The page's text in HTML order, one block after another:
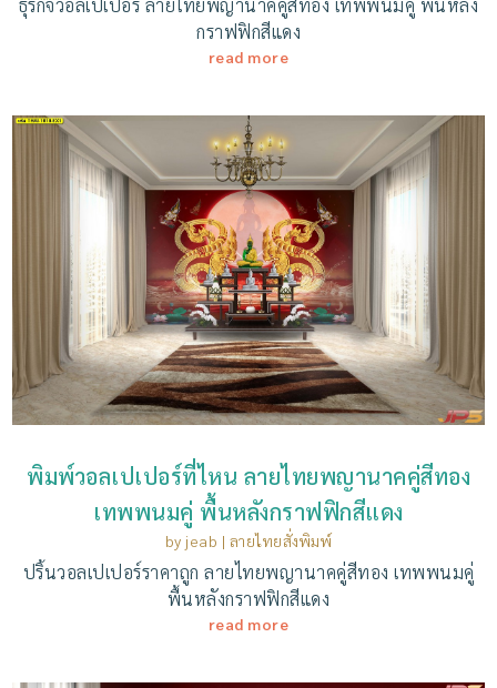
กราฟฟิกสีแดง
read more
พิมพ์วอลเปเปอร์ที่ไหน ลายไทยพญานาคคู่สีทอง
เทพพนมคู่ พื้นหลังกราฟฟิกสีแดง
by jeab | ลายไทยสั่งพิมพ์
ปริ้นวอลเปเปอร์ราคาถูก ลายไทยพญานาคคู่สีทอง เทพพนมคู่
พื้นหลังกราฟฟิกสีแดง
read more